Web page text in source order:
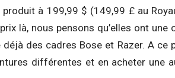
à 199,99 $ (149,99 £ au
là, nous pensons qu’elles ont
des cadres Bose et Razer. A ce
différentes et en acheter une